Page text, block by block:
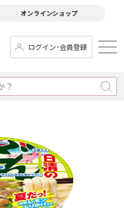
オンラインショップ
ログイン･会員登録